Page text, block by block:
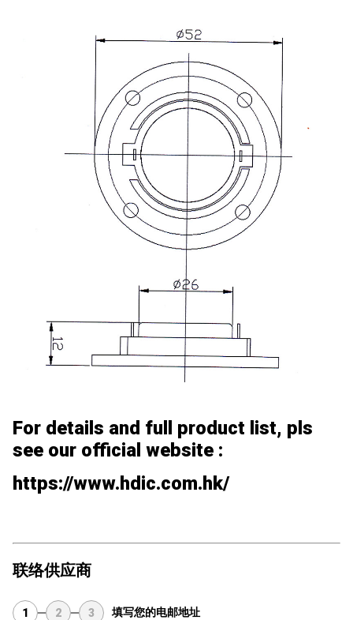
For details and full product list, pls
see our official website :
https://www.hdic.com.hk/
联络供应商
1 2 3 填写您的电邮地址